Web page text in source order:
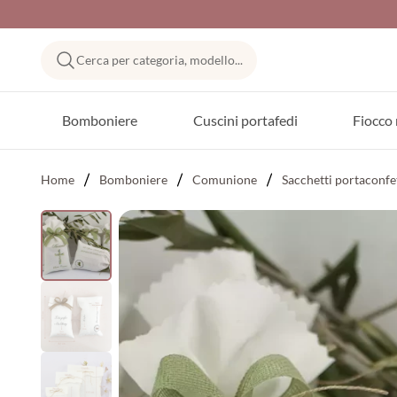
Cerca per categoria, modello...
Bomboniere Cuscini portafedi Fiocco
Home Bomboniere Comunione Sacchetti